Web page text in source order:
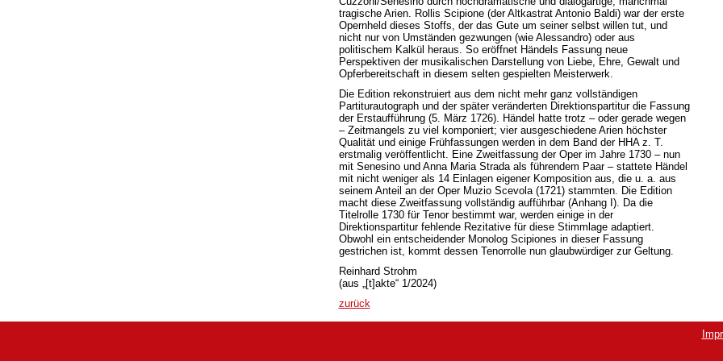
tragische Arien. Rollis Scipione (der Altkastrat Antonio Baldi) war der erste
Opernheld dieses Stoffs, der das Gute um seiner selbst willen tut, und
nicht nur von Umständen gezwungen (wie Alessandro) oder aus
politischem Kalkül heraus. So eröffnet Händels Fassung neue
Perspektiven der musikalischen Darstellung von Liebe, Ehre, Gewalt und
Opferbereitschaft in diesem selten gespielten Meisterwerk.
Die Edition rekonstruiert aus dem nicht mehr ganz vollständigen
Partiturautograph und der später veränderten Direktionspartitur die Fassung
der Erstaufführung (5. März 1726). Händel hatte trotz – oder gerade wegen
– Zeitmangels zu viel komponiert; vier ausgeschiedene Arien höchster
Qualität und einige Frühfassungen werden in dem Band der HHA z. T.
erstmalig veröffentlicht. Eine Zweitfassung der Oper im Jahre 1730 – nun
mit Senesino und Anna Maria Strada als führendem Paar – stattete Händel
mit nicht weniger als 14 Einlagen eigener Komposition aus, die u. a. aus
seinem Anteil an der Oper Muzio Scevola (1721) stammten. Die Edition
macht diese Zweitfassung vollständig aufführbar (Anhang I). Da die
Titelrolle 1730 für Tenor bestimmt war, werden einige in der
Direktionspartitur fehlende Rezitative für diese Stimmlage adaptiert.
Obwohl ein entscheidender Monolog Scipiones in dieser Fassung
gestrichen ist, kommt dessen Tenorrolle nun glaubwürdiger zur Geltung.
Reinhard Strohm
(aus „[t]akte“ 1/2024)
zurück